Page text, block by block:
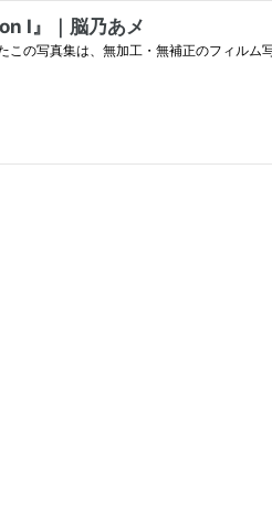
I』｜脳乃あメ
の写真集は、無加工・無補正のフィルム